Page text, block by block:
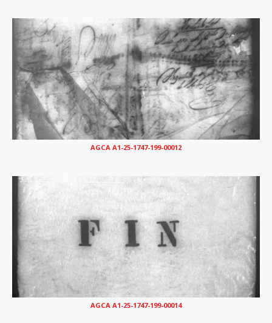
AGCA A1-25-1747-199-00012
AGCA A1-25-1747-199-00014